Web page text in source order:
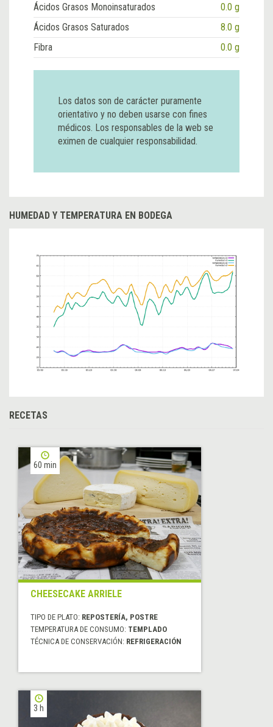
Ácidos Grasos Monoinsaturados
0.0 g
Ácidos Grasos Saturados
8.0 g
Fibra
0.0 g
Los datos son de carácter puramente
orientativo y no deben usarse con fines
médicos. Los responsables de la web se
eximen de cualquier responsabilidad.
HUMEDAD Y TEMPERATURA EN BODEGA
RECETAS
60 min
CHEESECAKE ARRIELE
TIPO DE PLATO: REPOSTERÍA, POSTRE
TEMPERATURA DE CONSUMO: TEMPLADO
TÉCNICA DE CONSERVACIÓN: REFRIGERACIÓN
3 h